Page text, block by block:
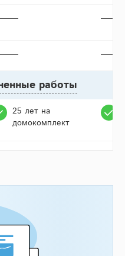
работы
25 лет на
домокомплект